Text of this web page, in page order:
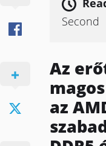
Second
Az
az